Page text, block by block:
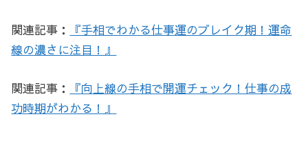
関連記事：
『手相でわかる仕事運のブレイク期！運命
線の濃さに注目！』
関連記事：
『向上線の手相で開運チェック！仕事の成
功時期がわかる！』